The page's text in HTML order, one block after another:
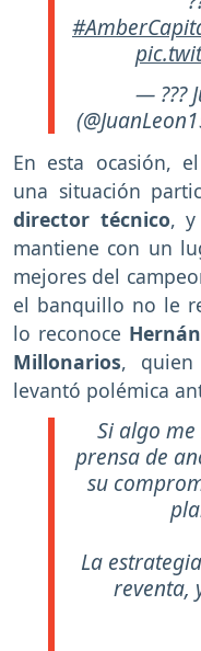
— ???
En esta ocasión, el
una situación
director técnico, y
mantiene con un
mejores del
el banquillo no le
lo reconoce
Millonarios, quien
levantó polémica
Si algo
prensa de
su
La
reventa,